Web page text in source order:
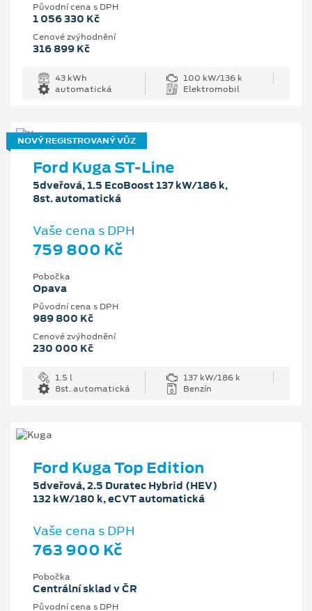
Původní cena s DPH
1 056 330 Kč
Cenové zvýhodnění
316 899 Kč
43 kWh
100 kW/136 k
automatická
Elektromobil
NOVÝ REGISTROVANÝ VŮZ
Ford Kuga ST-Line
5dveřová, 1.5 EcoBoost 137 kW/186 k,
8st. automatická
Vaše cena s DPH
759 800 Kč
Pobočka
Opava
Původní cena s DPH
989 800 Kč
Cenové zvýhodnění
230 000 Kč
1.5 l
137 kW/186 k
8st. automatická
Benzín
Ford Kuga Top Edition
5dveřová, 2.5 Duratec Hybrid (HEV)
132 kW/180 k, eCVT automatická
Vaše cena s DPH
763 900 Kč
Pobočka
Centrální sklad v ČR
Původní cena s DPH